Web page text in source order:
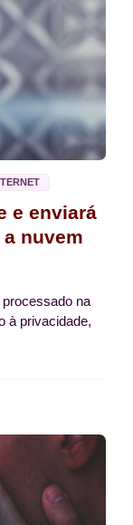
e enviará
nuvem
na
à privacidade,